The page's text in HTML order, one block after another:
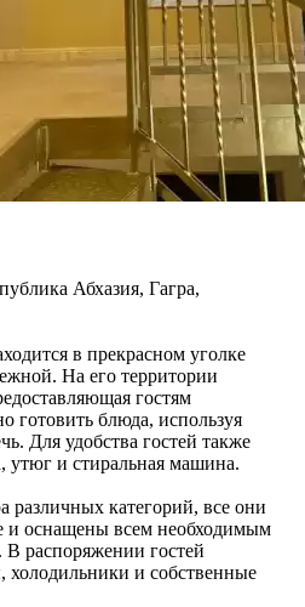
Абхазия, Гагра,
в прекрасном уголке
На его территории
гостям
готовить блюда, используя
Для удобства гостей также
утюг и стиральная машина.
различных категорий, все они
и оснащены всем необходимым
В распоряжении гостей
холодильники и собственные